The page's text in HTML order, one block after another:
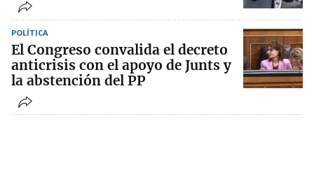
POLÍTICA
El Congreso convalida el decreto
anticrisis con el apoyo de Junts y
la abstención del PP